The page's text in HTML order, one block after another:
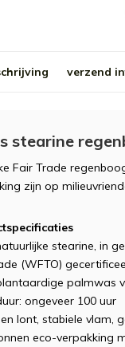
verzend
stearine
Fair Trade
zijn op
stearine, in
(WFTO)
palmwas
ongeveer 100 uur
lont, stabiele vlam,
eco-verpakking